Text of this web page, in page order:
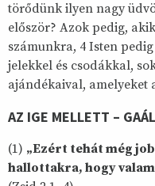
törődünk ilyen nagy
először? Azok pedig,
számunkra, 4 Isten
jelekkel és csodákkal,
ajándékaival, amelyeket
AZ IGE MELLETT –
(1) „Ezért tehát még
hallottakra, hogy